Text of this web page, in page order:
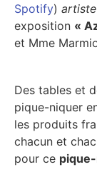
Spotify)
exposition «
et Mme
Des tables et
pique-niquer
les produits
chacun et
pour ce